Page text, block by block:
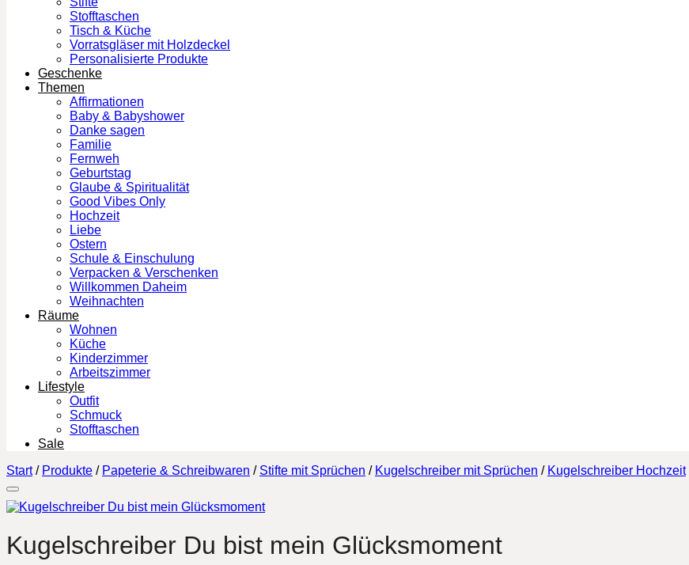
Stofftaschen
Tisch & Küche
Vorratsgläser mit Holzdeckel
Personalisierte Produkte
Geschenke
Themen
Affirmationen
Baby & Babyshower
Danke sagen
Familie
Fernweh
Geburtstag
Glaube & Spiritualität
Good Vibes Only
Hochzeit
Liebe
Ostern
Schule & Einschulung
Verpacken & Verschenken
Willkommen Daheim
Weihnachten
Räume
Wohnen
Küche
Kinderzimmer
Arbeitszimmer
Lifestyle
Outfit
Schmuck
Stofftaschen
Sale
Start / Produkte / Papeterie & Schreibwaren / Stifte mit Sprüchen / Kugelschreiber mit Sprüchen / Kugelschreiber Hochzeit
Kugelschreiber Du bist mein Glücksmoment